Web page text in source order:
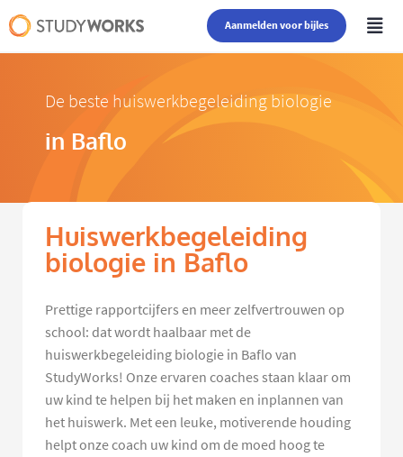
Aanmelden voor bijles
De beste huiswerkbegeleiding biologie
in Baflo
Huiswerkbegeleiding
biologie in Baflo
Prettige rapportcijfers en meer zelfvertrouwen op
school: dat wordt haalbaar met de
huiswerkbegeleiding biologie in Baflo van
StudyWorks! Onze ervaren coaches staan klaar om
uw kind te helpen bij het maken en inplannen van
het huiswerk. Met een leuke, motiverende houding
helpt onze coach uw kind om de moed hoog te